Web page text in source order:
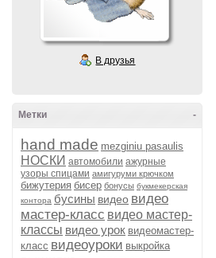
В друзья
-
Метки
hand made mezginiu pasaulis
НОСКИ автомобили ажурные
узоры спицами амигуруми крючком
бижутерия бисер бонусы букмекерская
контора бусины видео видео
мастер-класс видео мастер-
классы видео урок видеомастер-
класс видеоуроки выкройка